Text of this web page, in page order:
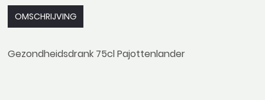
OMSCHRIJVING
Gezondheidsdrank 75cl Pajottenlander